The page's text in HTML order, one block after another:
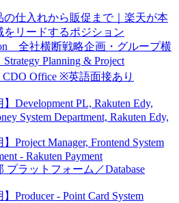
の仕入れから販促まで｜楽天が本
リードするポジション
全社横断戦略企画・グループ横
Planning & Project
CDO Office ※英語面接あり
Development PL, Rakuten Edy,
System Department, Rakuten Edy,
Project Manager, Frontend System
- Rakuten Payment
プラットフォーム／Database
Producer - Point Card System